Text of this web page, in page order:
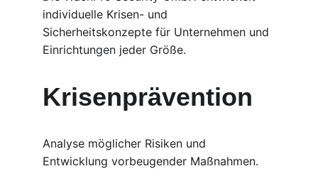
individuelle Krisen- und
Sicherheitskonzepte für Unternehmen und
Einrichtungen jeder Größe.
Krisenprävention
Analyse möglicher Risiken und
Entwicklung vorbeugender Maßnahmen.